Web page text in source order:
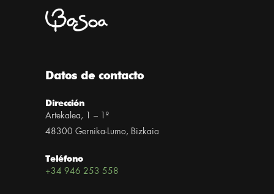
Datos de contacto
Dirección
Artekalea, 1 – 1º
48300 Gernika-Lumo, Bizkaia
Teléfono
+34 946 253 558